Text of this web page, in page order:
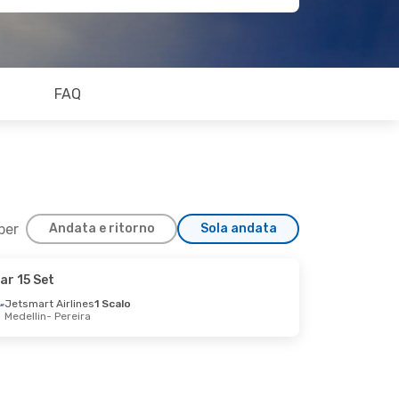
FAQ
Andata e ritorno Sola andata
15 Set
Jetsmart Airlines1 Scalo
Medellin- Pereira